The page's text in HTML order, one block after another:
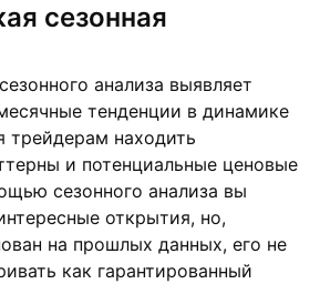
сезонная
анализа выявляет
тенденции в динамике
трейдерам находить
и потенциальные ценовые
сезонного анализа вы
открытия, но,
на прошлых данных, его не
как гарантированный